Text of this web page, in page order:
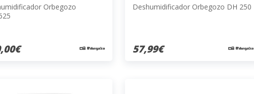
Orbegozo
Deshumidificador Orbegozo DH 250
57,99€